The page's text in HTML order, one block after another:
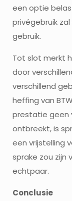
een optie
privégebruik
gebruik.
Tot slot merkt
door
verschillend
heffing van
prestatie geen
ontbreekt, is
een vrijstelling
sprake zou zijn
echtpaar.
Conclusie